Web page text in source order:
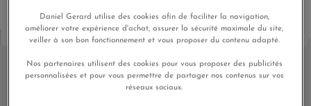
Daniel Gerard utilise des cookies afin de faciliter la navigation,
améliorer votre expérience d'achat, assurer la sécurité maximale du site,
veiller à son bon fonctionnement et vous proposer du contenu adapté.
Nos partenaires utilisent des cookies pour vous proposer des publicités
personnalisées et pour vous permettre de partager nos contenus sur vos
réseaux sociaux.